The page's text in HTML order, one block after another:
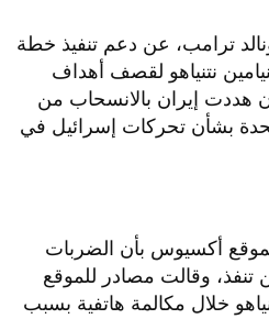
ترامب، عن دعم تنفيذ خطة
نتنياهو لقصف أهداف
هددت إيران بالانسحاب من
بشأن تحركات إسرائيل في
أكسيوس بأن الضربات
وقالت مصادر للموقع
خلال مكالمة هاتفية بسبب